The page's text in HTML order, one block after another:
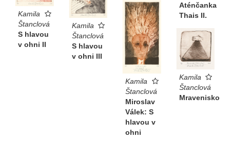
Aténčanka
Thais II.
Kamila
Štanclová
S hlavou
v ohni II
Kamila
Štanclová
S hlavou
v ohni III
Kamila
Štanclová
Miroslav
Válek: S
hlavou v
ohni
Kamila
Štanclová
Mravenisko